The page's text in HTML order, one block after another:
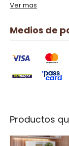
Ver mas
Medios de
Productos